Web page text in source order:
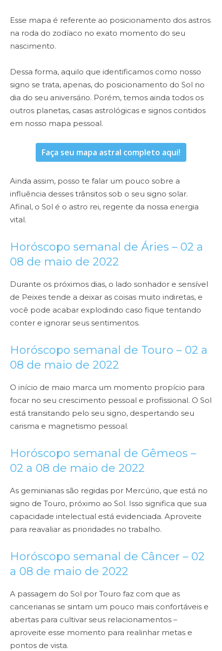
Esse mapa é referente ao posicionamento dos astros
na roda do zodíaco no exato momento do seu
nascimento.
Dessa forma, aquilo que identificamos como nosso
signo se trata, apenas, do posicionamento do Sol no
dia do seu aniversário. Porém, temos ainda todos os
outros planetas, casas astrológicas e signos contidos
em nosso mapa pessoal.
Faça seu mapa astral completo aqui!
Ainda assim, posso te falar um pouco sobre a
influência desses trânsitos sob o seu signo solar.
Afinal, o Sol é o astro rei, regente da nossa energia
vital.
Horóscopo semanal de Áries – 02 a
08 de maio de 2022
Durante os próximos dias, o lado sonhador e sensível
de Peixes tende a deixar as coisas muito indiretas, e
você pode acabar explodindo caso fique tentando
conter e ignorar seus sentimentos.
Horóscopo semanal de Touro – 02 a
08 de maio de 2022
O início de maio marca um momento propício para
focar no seu crescimento pessoal e profissional. O Sol
está transitando pelo seu signo, despertando seu
carisma e magnetismo pessoal.
Horóscopo semanal de Gêmeos –
02 a 08 de maio de 2022
As geminianas são regidas por Mercúrio, que está no
signo de Touro, próximo ao Sol. Isso significa que sua
capacidade intelectual está evidenciada. Aproveite
para reavaliar as prioridades no trabalho.
Horóscopo semanal de Câncer – 02
a 08 de maio de 2022
A passagem do Sol por Touro faz com que as
cancerianas se sintam um pouco mais confortáveis e
abertas para cultivar seus relacionamentos –
aproveite esse momento para realinhar metas e
pontos de vista.